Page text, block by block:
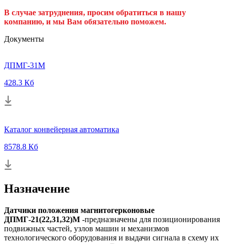
В случае затруднения, просим обратиться в нашу
компанию, и мы Вам обязательно поможем.
Документы
ДПМГ-31М
428.3 Кб
Каталог конвейерная автоматика
8578.8 Кб
Назначение
Датчики положения магнитогерконовые
ДПМГ-21(22,31,32)М -предназначены для позиционирования
подвижных частей, узлов машин и механизмов
технологического оборудования и выдачи сигнала в схему их